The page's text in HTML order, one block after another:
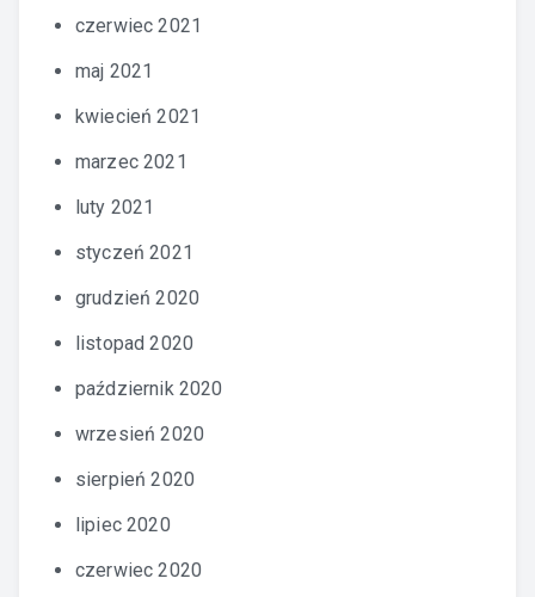
czerwiec 2021
maj 2021
kwiecień 2021
marzec 2021
luty 2021
styczeń 2021
grudzień 2020
listopad 2020
październik 2020
wrzesień 2020
sierpień 2020
lipiec 2020
czerwiec 2020